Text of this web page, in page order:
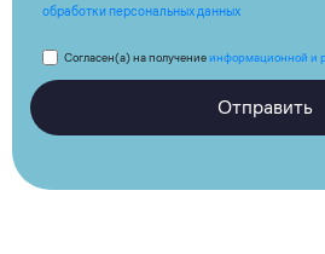
обработки персональных данных
Согласен(а) на получениеинформационной и
Отправить